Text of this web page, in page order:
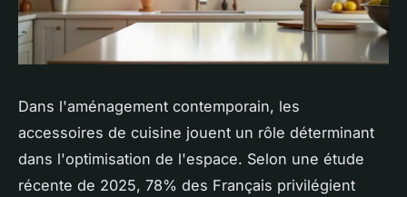
Dans l'aménagement contemporain, les
accessoires de cuisine jouent un rôle déterminant
dans l'optimisation de l'espace. Selon une étude
récente de 2025, 78% des Français privilégient